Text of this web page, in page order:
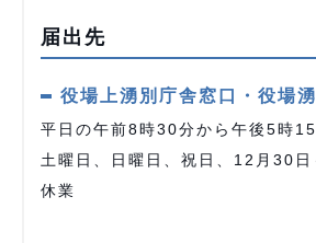
届出先
役場上湧別庁舎窓口・役場
平日の午前8時30分から午後5時
土曜日、日曜日、祝日、12月30
休業